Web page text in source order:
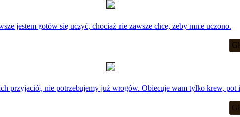
jestem gotów się uczyć, chociaż nie zawsze chcę, żeby mnie uczono.
przyjaciół, nie potrzebujemy już wrogów. Obiecuje wam tylko krew, pot i